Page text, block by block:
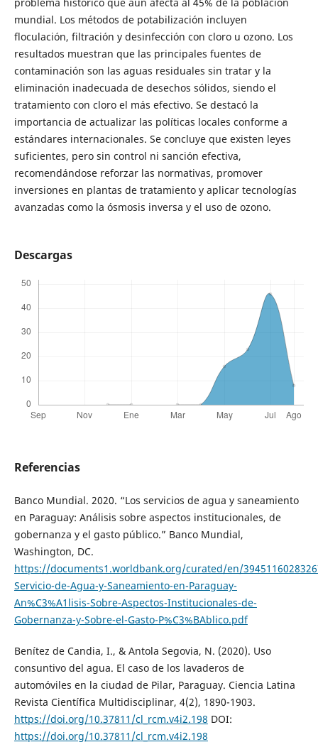
mundial. Los métodos de potabilización incluyen
floculación, filtración y desinfección con cloro u ozono. Los
resultados muestran que las principales fuentes de
contaminación son las aguas residuales sin tratar y la
eliminación inadecuada de desechos sólidos, siendo el
tratamiento con cloro el más efectivo. Se destacó la
importancia de actualizar las políticas locales conforme a
estándares internacionales. Se concluye que existen leyes
suficientes, pero sin control ni sanción efectiva,
recomendándose reforzar las normativas, promover
inversiones en plantas de tratamiento y aplicar tecnologías
avanzadas como la ósmosis inversa y el uso de ozono.
Descargas
Referencias
Banco Mundial. 2020. “Los servicios de agua y saneamiento
en Paraguay: Análisis sobre aspectos institucionales, de
gobernanza y el gasto público.” Banco Mundial,
Washington, DC.
https://documents1.worldbank.org/curated/en/
Servicio-de-Agua-y-Saneamiento-en-Paraguay-
An%C3%A1lisis-Sobre-Aspectos-Institucionales-de-
Gobernanza-y-Sobre-el-Gasto-P%C3%BAblico.pdf
Benítez de Candia, I., & Antola Segovia, N. (2020). Uso
consuntivo del agua. El caso de los lavaderos de
automóviles en la ciudad de Pilar, Paraguay. Ciencia Latina
Revista Científica Multidisciplinar, 4(2), 1890-1903.
https://doi.org/10.37811/cl_rcm.v4i2.198 DOI:
https://doi.org/10.37811/cl_rcm.v4i2.198